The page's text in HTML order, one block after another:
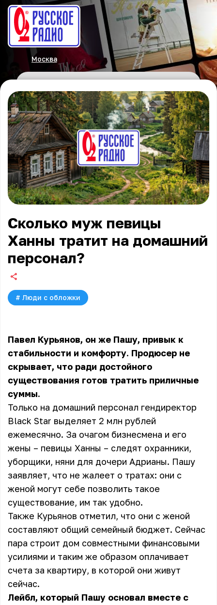
Москва
Сколько муж певицы
Ханны тратит на домашний
персонал?
# Люди с обложки
Павел Курьянов, он же Пашу, привык к
стабильности и комфорту. Продюсер не
скрывает, что ради достойного
существования готов тратить приличные
суммы.
Только на домашний персонал гендиректор
Black Star выделяет 2 млн рублей
ежемесячно. За очагом бизнесмена и его
жены – певицы Ханны – следят охранники,
уборщики, няни для дочери Адрианы. Пашу
заявляет, что не жалеет о тратах: они с
женой могут себе позволить такое
существование, им так удобно.
Также Курьянов отметил, что они с женой
составляют общий семейный бюджет. Сейчас
пара строит дом совместными финансовыми
усилиями и таким же образом оплачивает
счета за квартиру, в которой они живут
сейчас.
Лейбл, который Пашу основал вместе с